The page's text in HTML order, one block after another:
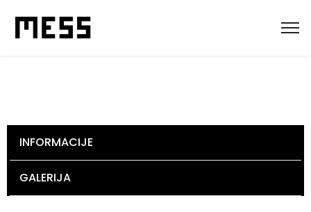
INFORMACIJE
GALERIJA